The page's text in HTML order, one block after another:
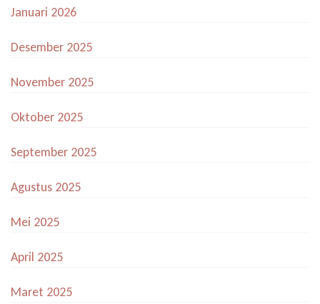
Januari 2026
Desember 2025
November 2025
Oktober 2025
September 2025
Agustus 2025
Mei 2025
April 2025
Maret 2025